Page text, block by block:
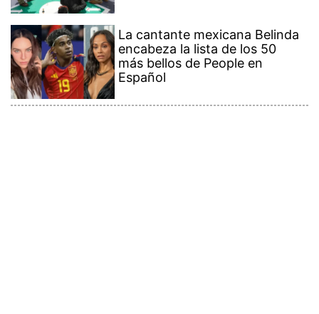
La cantante mexicana Belinda
encabeza la lista de los 50
más bellos de People en
Español